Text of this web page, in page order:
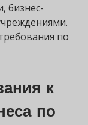
бизнес-
по
к
по